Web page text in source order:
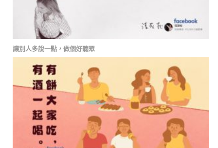
讓別人多說一點，做個好聽眾